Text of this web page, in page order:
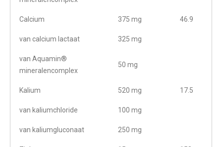
Calcium 375 mg 46.9
van calcium lactaat 325 mg
van Aquamin®
mineralencomplex
50 mg
Kalium 520 mg 17.5
van kaliumchloride 100 mg
van kaliumgluconaat 250 mg